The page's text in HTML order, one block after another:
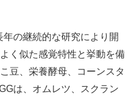
年の継続的な研究により開
く似た感覚特性と挙動を備
豆、栄養酵母、コーンスタ
は、オムレツ、スクラン